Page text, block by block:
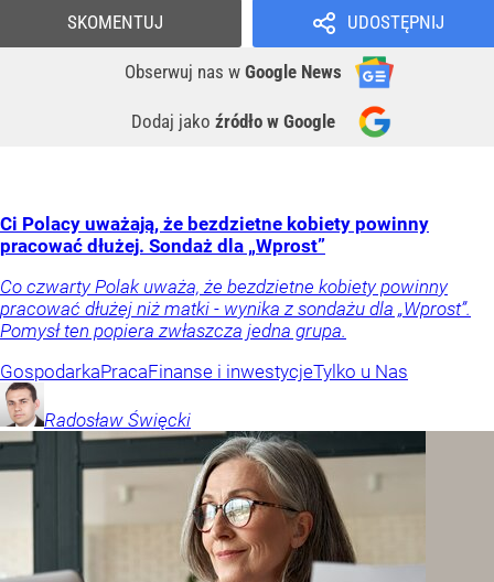
UDOSTĘPNIJ
Obserwuj nas w Google News
Dodaj jako źródło w Google
SKOMENTUJ
Ci Polacy uważają, że bezdzietne kobiety powinny
pracować dłużej. Sondaż dla „Wprost”
Co czwarty Polak uważa, że bezdzietne kobiety powinny
pracować dłużej niż matki - wynika z sondażu dla „Wprost”.
Pomysł ten popiera zwłaszcza jedna grupa.
GospodarkaPracaFinanse i inwestycjeTylko u Nas
Radosław Święcki